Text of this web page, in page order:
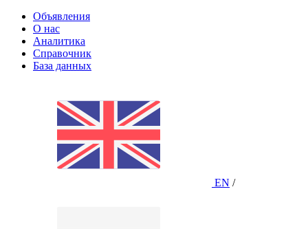
Объявления
О нас
Аналитика
Справочник
База данных
EN /